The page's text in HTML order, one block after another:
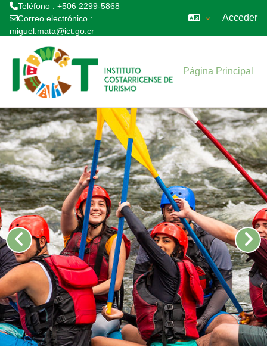
Teléfono : +506 2299-5868
Correo electrónico :
miguel.mata@ict.go.cr
Acceder
Página Principal